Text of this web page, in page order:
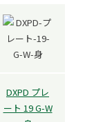
DXPD プレ
ート 19 G-W